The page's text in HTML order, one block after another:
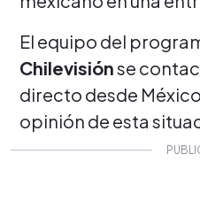
El equipo del
Chilevisiónse
directo desde
opinión de esta